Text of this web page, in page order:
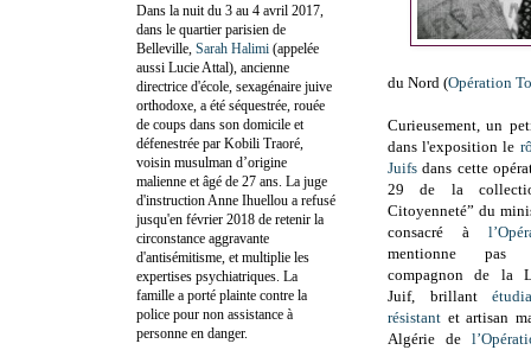
du Nord (Opération
Curieusement, un
dans l'exposition le
Juifs dans cette
29 de la
Citoyenneté” du
consacré à
mentionne
compagnon de la
Juif, brillant
résistant et artisan
Algérie de
Dans la nuit du 3 au 4 avril 2017,
dans le quartier parisien de
Belleville, Sarah Halimi (appelée
aussi Lucie Attal), ancienne
directrice d'école, sexagénaire juive
orthodoxe, a été séquestrée, rouée
de coups dans son domicile et
défenestrée par Kobili Traoré,
voisin musulman d’origine
malienne et âgé de 27 ans. La juge
d'instruction Anne Ihuellou a refusé
jusqu'en février 2018 de retenir la
circonstance aggravante
d'antisémitisme, et multiplie les
expertises psychiatriques. La
famille a porté plainte contre la
police pour non assistance à
personne en danger.